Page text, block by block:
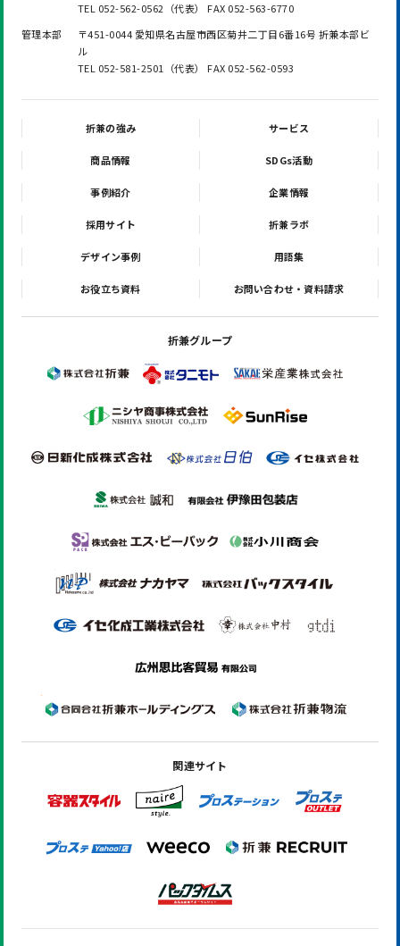
TEL 052-562-0562（代表） FAX 052-563-6770
管理本部
〒451-0044 愛知県名古屋市西区菊井二丁目6番16号 折兼本部ビ
ル
TEL 052-581-2501（代表） FAX 052-562-0593
折兼の強み サービス
商品情報 SDGs活動
事例紹介 企業情報
採用サイト 折兼ラボ
デザイン事例 用語集
お役立ち資料 お問い合わせ・資料請求
折兼グループ
関連サイト